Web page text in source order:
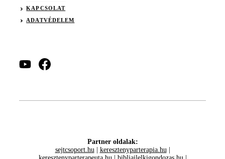
KAPCSOLAT
ADATVÉDELEM
Partner oldalak:
sejtcsoport.hu| keresztenyparterapia.hu|